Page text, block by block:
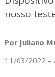
nosso
Por Juliano
11/03/2022 –